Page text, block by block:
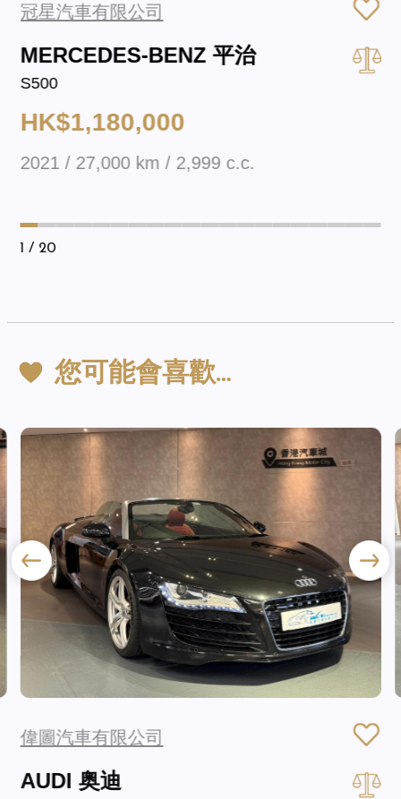
冠星汽車有限公司
MERCEDES-BENZ 平治
S500
HK$1,180,000
2021 / 27,000 km / 2,999 c.c.
1 / 20
您可能會喜歡…
偉圖汽車有限公司
AUDI 奥迪